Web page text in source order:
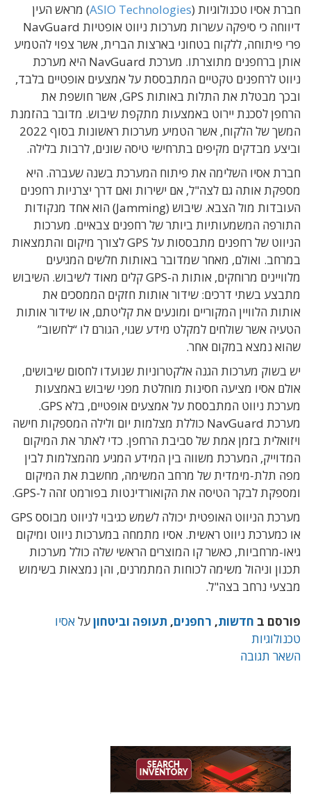
חברת אסיו טכנולוגיות (ASIO Technologies) מראש העין
דיווחה כי סיפקה עשרות מערכות ניווט אופטיות NavGuard
פרי פיתוחה, ללקוח בטחוני בארצות הברית, אשר צפוי להטמיע
אותן ברחפנים מתוצרתו. מערכת NavGuard היא מערכת
ניווט לרחפנים טקטיים המתבססת על אמצעים אופטיים בלבד,
ובכך מבטלת את התלות באותות GPS, אשר חושפת את
הרחפן לסכנת יירוט באמצעות מתקפת שיבוש. מדובר בהזמנת
המשך של הלקוח, אשר הטמיע מערכות ראשונות בסוף 2022
וביצע מבדקים מקיפים בתרחישי טיסה שונים, לרבות בלילה.
חברת אסיו השלימה את פיתוח המערכת בשנה שעברה. היא
מספקת אותה גם לצה"ל, אם ישירות ואם דרך יצרניות רחפנים
העובדות מול הצבא. שיבוש (Jamming) הוא אחד מנקודות
התורפה המשמעותיות ביותר של רחפנים צבאיים. מערכות
הניווט של רחפנים מתבססות על GPS לצורך מיקום והתמצאות
במרחב. ואולם, מאחר שמדובר באותות חלשים המגיעים
מלוויינים מרוחקים, אותות ה-GPS קלים מאוד לשיבוש. השיבוש
מתבצע בשתי דרכים: שידור אותות חזקים הממסכים את
אותות הלוויין המקוריים ומונעים את קליטתם, או שידור אותות
הטעיה אשר שולחים למקלט מידע שגוי, הגורם לו “לחשוב”
שהוא נמצא במקום אחר.
יש בשוק מערכות הגנה אלקטרוניות שנועדו לחסום שיבושים,
אולם אסיו מציעה חסינות מוחלטת מפני שיבוש באמצעות
מערכת ניווט המתבססת על אמצעים אופטיים, בלא GPS.
מערכת NavGuard כוללת מצלמות יום ולילה המספקות חישה
ויזואלית בזמן אמת של סביבת הרחפן. כדי לאתר את המיקום
המדוייק, המערכת משווה בין המידע המגיע מהמצלמות לבין
מפה תלת-מימדית של מרחב המשימה, מחשבת את המיקום
ומספקת לבקר הטיסה את הקואורדינטות בפורמט זהה ל-GPS.
מערכת הניווט האופטית יכולה לשמש כגיבוי לניווט מבוסס GPS
או כמערכת ניווט ראשית. אסיו מתמחה במערכות ניווט ומיקום
גיאו-מרחביות, כאשר קו המוצרים הראשי שלה כולל מערכות
תכנון וניהול משימה לכוחות המתמרנים, והן נמצאות בשימוש
מבצעי נרחב בצה"ל.
פורסם ב חדשות, רחפנים, תעופה וביטחוןעלאסיו
טכנולוגיות
השאר תגובה